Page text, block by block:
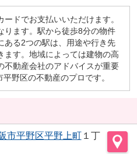
ドでお支払いいただけます。
ります。駅から徒歩8分の物件
ある2つの駅は、用途や行き先
ます。地域によっては建物の高
不動産会社のアドバイスが重要
野区の不動産のプロです。
市平野区平野上町１丁